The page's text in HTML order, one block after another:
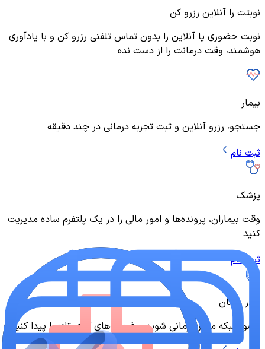
نوبتت را آنلاین رزرو کن
نوبت حضوری یا آنلاین را بدون تماس تلفنی رزرو کن و با یادآوری
هوشمند، وقت درمانت را از دست نده
بیمار
جستجو، رزرو آنلاین و ثبت تجربه درمانی در چند دقیقه
ثبت نام
پزشک
وقت بیماران، پرونده‌ها و امور مالی را در یک پلتفرم ساده مدیریت
کنید
ثبت نام
کادر درمان
عضو شبکه مراکز درمانی شوید و فرصت‌های کاری تازه را پیدا کنید